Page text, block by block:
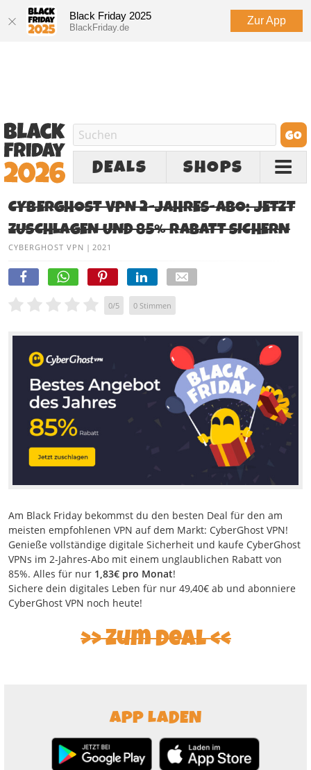
Black Friday 2025
BlackFriday.de
Zur App
DEALS SHOPS
CYBERGHOST VPN 2-JAHRES-ABO: JETZT
ZUSCHLAGEN UND 85% RABATT SICHERN
CYBERGHOST VPN | 2021
0/5 0 Stimmen
Am Black Friday bekommst du den besten Deal für den am
meisten empfohlenen VPN auf dem Markt: CyberGhost VPN!
Genieße vollständige digitale Sicherheit und kaufe CyberGhost
VPNs im 2-Jahres-Abo mit einem unglaublichen Rabatt von
85%. Alles für nur 1,83€ pro Monat!
Sichere dein digitales Leben für nur 49,40€ ab und abonniere
CyberGhost VPN noch heute!
Zum Deal
APP LADEN